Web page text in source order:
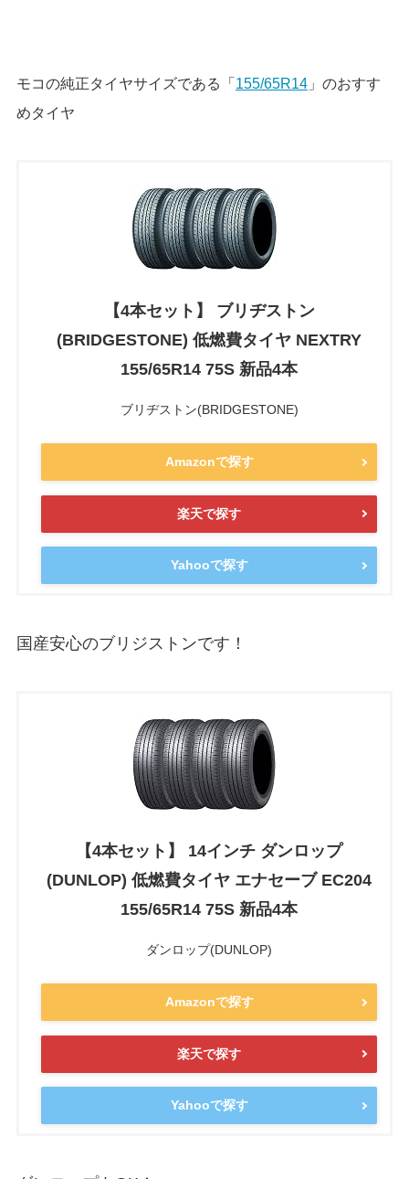
モコの純正タイヤサイズである「 155/65R14」のおすす
めタイヤ
【4本セット】 ブリヂストン
(BRIDGESTONE) 低燃費タイヤ NEXTRY
155/65R14 75S 新品4本
ブリヂストン(BRIDGESTONE)
Amazonで探す
楽天で探す
Yahooで探す
国産安心のブリジストンです！
【4本セット】 14インチ ダンロップ
(DUNLOP) 低燃費タイヤ エナセーブ EC204
155/65R14 75S 新品4本
ダンロップ(DUNLOP)
Amazonで探す
楽天で探す
Yahooで探す